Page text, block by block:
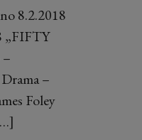
8.2.2018
„FIFTY
–
Foley